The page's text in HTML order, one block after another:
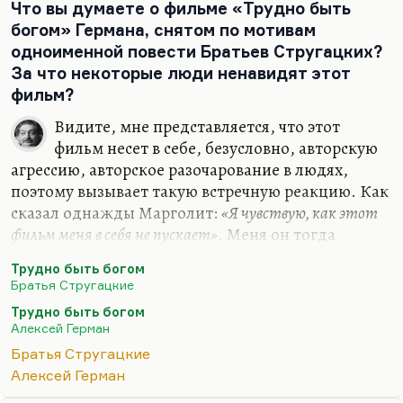
выступил Юлиан Семенов.
По мнению многих критиков, а не только
комплиментарно, Семенов был серьезный
писатель, изначально был задуман как
серьезный писатель. Это уж не его вина, что так
случилось, что он обслуживал интересы
известного Комитета, был на хорошем счету у
Андропова, иногда по его прямому заданию
писал книги, как, например, «ТАСС
уполномочен заявить», за три недели. Но за это
и получал уникальные документы.
Что вы думаете о фильме «Трудно быть
богом» Германа, снятом по мотивам
одноименной повести Братьев Стругацких?
За что некоторые люди ненавидят этот
фильм?
Видите, мне представляется, что этот
фильм несет в себе, безусловно, авторскую
агрессию, авторское разочарование в людях,
поэтому вызывает такую встречную реакцию. Как
сказал однажды Марголит:«Я чувствую, как этот
фильм меня в себя не пускает». Меня он тогда
с моим внутренним ощущением, поэтому, когда
я его посмотрел, у меня было чувство лопнувшего
нарыва. Я помню, что я по этому коридору
Ленфильма, где там показали первую сборку,
просто бежал вприпрыжку от счастья, у меня
было чистое чувство счастья оттого, что при мне
Трудно быть богом
Братья Стругацкие
Трудно быть богом
Алексей Герман
Братья Стругацкие
Алексей Герман